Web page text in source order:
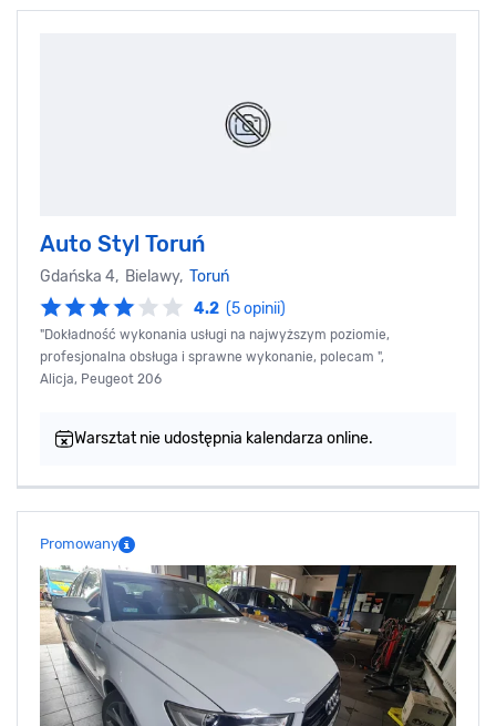
Auto Styl Toruń
Gdańska 4, Bielawy, Toruń
4.2 (5 opinii)
"Dokładność wykonania usługi na najwyższym poziomie,
profesjonalna obsługa i sprawne wykonanie, polecam ",
Alicja, Peugeot 206
Warsztat nie udostępnia kalendarza online.
Promowany